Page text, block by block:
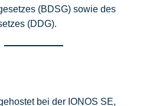
(BDSG) sowie des
(DDG).
bei der IONOS SE,